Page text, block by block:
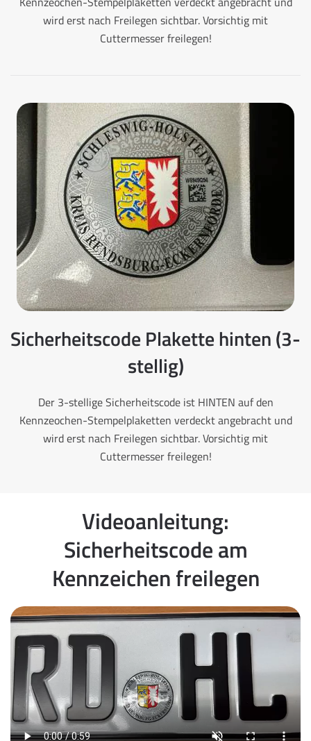
wird erst nach Freilegen sichtbar. Vorsichtig mit
Cuttermesser freilegen!
Sicherheitscode Plakette hinten (3-
stellig)
Der 3-stellige Sicherheitscode ist HINTEN auf den
Kennzeochen-Stempelplaketten verdeckt angebracht und
wird erst nach Freilegen sichtbar. Vorsichtig mit
Cuttermesser freilegen!
Videoanleitung:
Sicherheitscode am
Kennzeichen freilegen